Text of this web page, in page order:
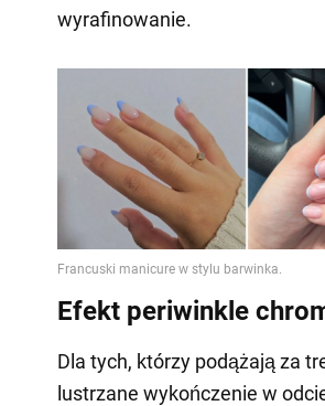
wyrafinowanie.
Efekt periwinkle
Dla tych, którzy podążają za
lustrzane wykończenie w